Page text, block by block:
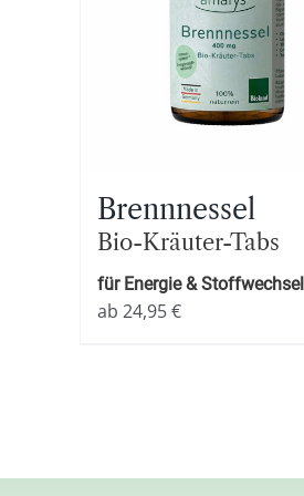
Brennnessel
Bio-Kräuter-Tabs
für Energie & Stoffwechsel
ab 24,95€